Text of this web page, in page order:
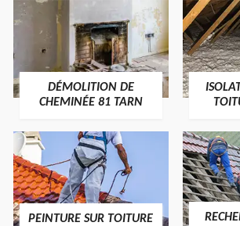
DÉMOLITION DE
CHEMINÉE 81 TARN
PEINTURE SUR TOITURE